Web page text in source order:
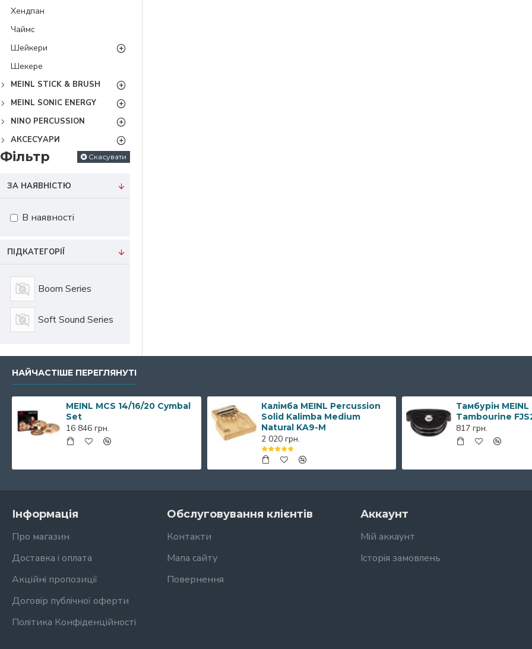
Хендпан
Чаймс
Шейкери
Шекере
MEINL STICK & BRUSH
MEINL SONIC ENERGY
NINO PERCUSSION
АКСЕСУАРИ
Фільтр Скасувати
ПІДКАТЕГОРІЇ
Boom Series
Soft Sound Series
ЗА НАЯВНІСТЮ
В наявності
НАЙЧАСТІШЕ ПЕРЕГЛЯНУТІ
MEINL MCS 14/16/20 Cymbal
Set
16 846 грн.
Калімба MEINL Percussion
Solid Kalimba Medium
Natural KA9-M
2 020 грн.
Тамбурін
Tambourine
817 грн.
Інформація
Про магазин
Доставка і оплата
Акційні пропозиції
Договір публічної оферти
Політика Конфіденційності
Обслуговування клієнтів
Контакти
Мапа сайту
Повернення
Аккаунт
Мій аккаунт
Історія замовлень